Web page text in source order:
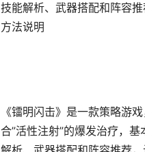
技能解析、武器搭配和阵容
方法说明
《镭明闪击》是一款策略游
合”活性注射”的爆发治疗，